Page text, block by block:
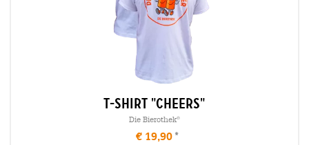
T-Shirt "Cheers"
Die Bierothek®
€ 19,90